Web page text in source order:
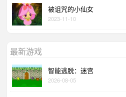
被诅咒的小仙女
2023-11-10
最新游戏
智能逃脱：迷宫
2026-08-05